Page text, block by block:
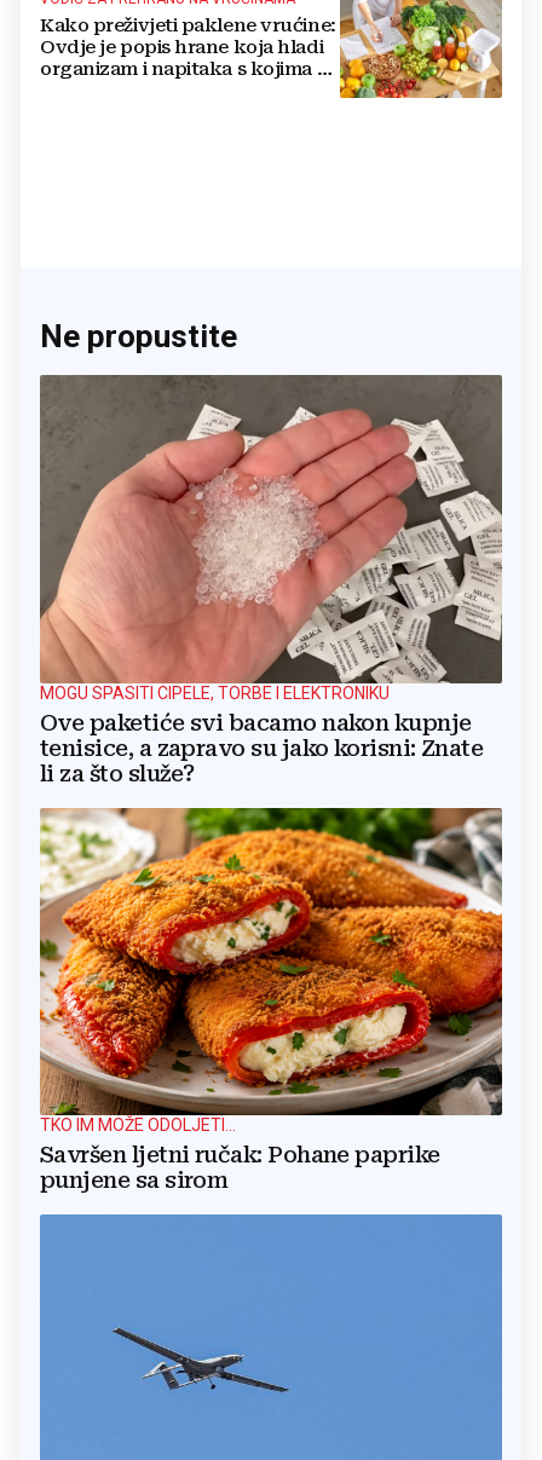
Kako preživjeti paklene vrućine:
Ovdje je popis hrane koja hladi
organizam i napitaka s kojima si
Ne propustite
MOGU SPASITI CIPELE, TORBE I ELEKTRONIKU
Ove paketiće svi bacamo nakon kupnje
tenisice, a zapravo su jako korisni: Znate
li za što služe?
TKO IM MOŽE ODOLJETI...
Savršen ljetni ručak: Pohane paprike
punjene sa sirom